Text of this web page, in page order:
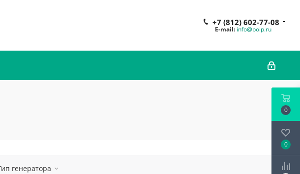
+7 (812) 602-77-08
E-mail: info@poip.ru
генератора
0
0